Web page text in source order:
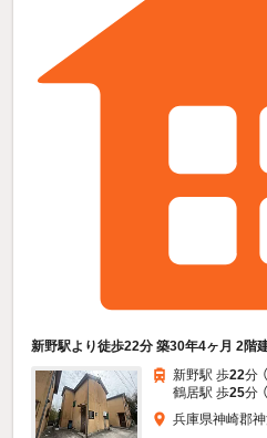
新野駅より徒歩22分 築30年4ヶ月 2階
新野駅 歩22分
鶴居駅 歩25分
兵庫県神崎郡